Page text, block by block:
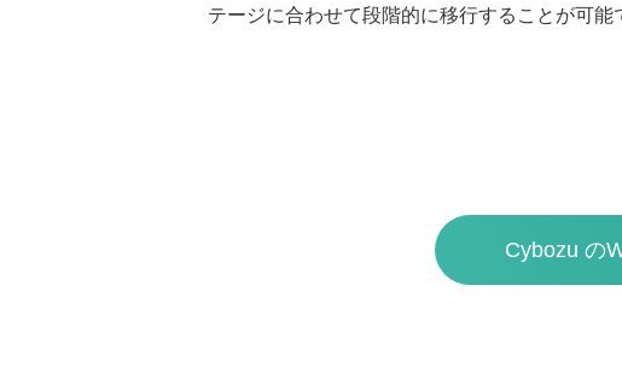
テージに合わせて段階的に移行することが可能
Cybozu の